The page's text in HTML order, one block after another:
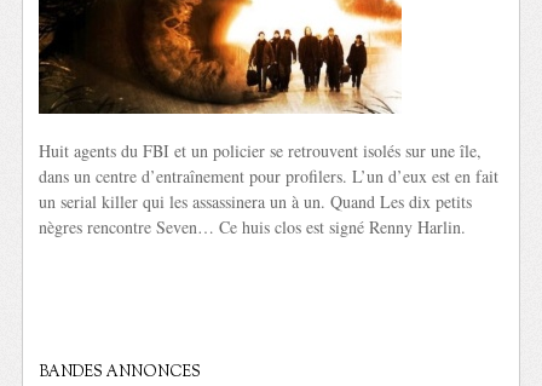
Huit agents du FBI et un policier se retrouvent isolés sur une île,
dans un centre d’entraînement pour profilers. L’un d’eux est en fait
un serial killer qui les assassinera un à un. Quand Les dix petits
nègres rencontre Seven… Ce huis clos est signé Renny Harlin.
BANDES ANNONCES